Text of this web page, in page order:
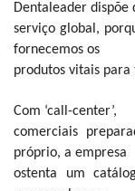
Dentaleader dispõe
serviço global,
fornecemos os
produtos vitais para
Com ‘call-center’,
comerciais
próprio, a empresa
ostenta um